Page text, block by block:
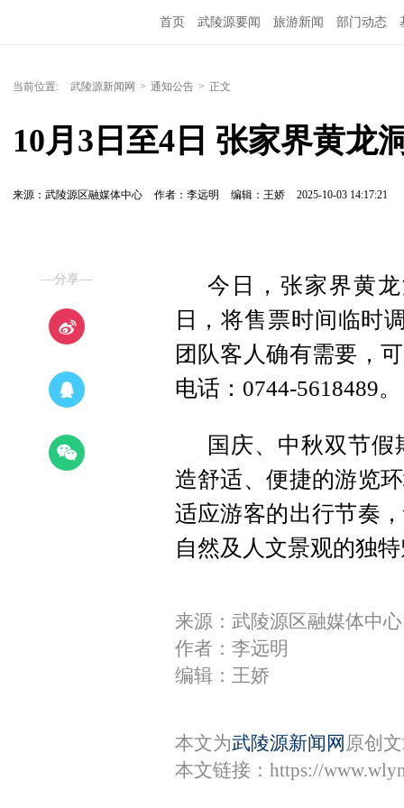
首页 武陵源要闻 旅游新闻 部门动态
当前位置: 武陵源新闻网 > 通知公告 > 正文
10月3日至4日 张家界黄龙
来源：​武陵源区融媒体中心 作者：李远明 编辑：王娇 2025-10-03 14:17:21
—分享—
今日，张家界黄
日，将售票时间临时
团队客人确有需要，
电话：0744-5618489。
国庆、中秋双节
造舒适、便捷的游览
适应游客的出行节奏
自然及人文景观的独
来源：​武陵源区融媒体中心
作者：李远明
编辑：王娇
本文为武陵源新闻网 原创
本文链接： https://